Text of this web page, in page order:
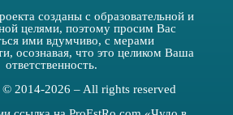
созданы с образовательной и
целями, поэтому просим Вас
ими вдумчиво, с мерами
осознавая, что это целиком Ваша
ответственность.
© 2014-2026 – All rights reserved